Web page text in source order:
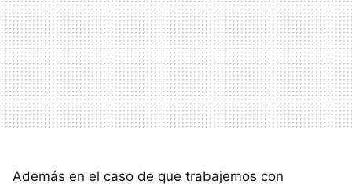
Además en el caso de que trabajemos con